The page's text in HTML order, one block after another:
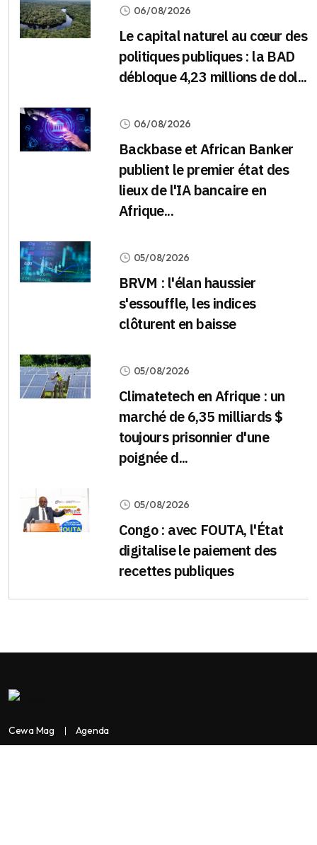
06/08/2026
Le capital naturel au cœur des
politiques publiques : la BAD
débloque 4,23 millions de dol...
06/08/2026
Backbase et African Banker
publient le premier état des
lieux de l'IA bancaire en
Afrique...
05/08/2026
BRVM : l'élan haussier
s'essouffle, les indices
clôturent en baisse
05/08/2026
Climatetech en Afrique : un
marché de 6,35 milliards $
toujours prisonnier d'une
poignée d...
05/08/2026
Congo : avec FOUTA, l'État
digitalise le paiement des
recettes publiques
Cewa Mag Agenda